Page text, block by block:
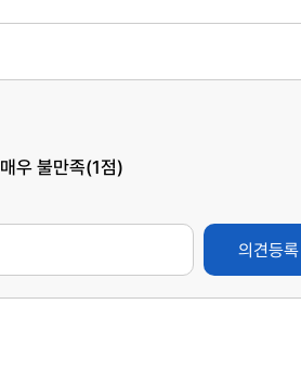
매우 불만족(1점)
의견등록